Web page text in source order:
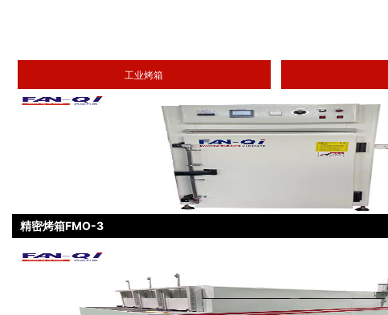
工业烤箱
精密烤箱FMO-3